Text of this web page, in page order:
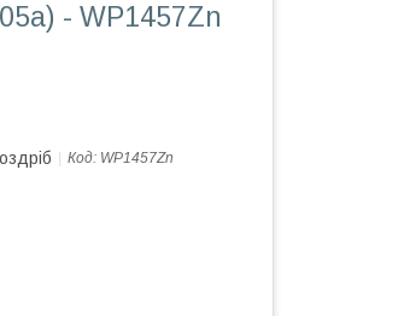
- WP1457Zn
Код: WP1457Zn